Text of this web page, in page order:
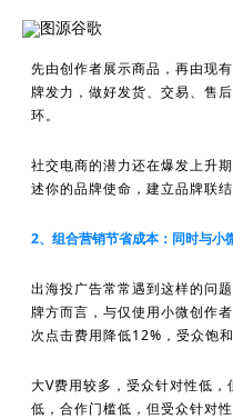
图源谷歌
先由创作者展示商品，再由现
牌发力，做好发货、交易、售
环。
社交电商的潜力还在爆发上升
述你的品牌使命，建立品牌联结
2、组合营销节省成本：同时与小
出海投广告常常遇到这样的问
牌方而言，与仅使用小微创作
次点击费用降低12%，受众饱
大V费用较多，受众针对性低
低，合作门槛低，但受众针对